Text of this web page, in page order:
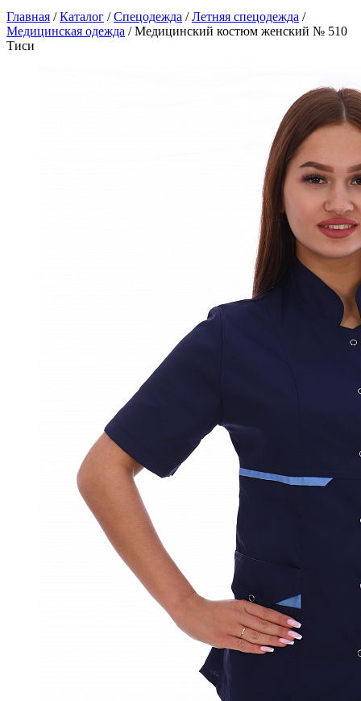
Главная / Каталог / Спецодежда / Летняя спецодежда /
Медицинская одежда / Медицинский костюм женский № 510
Тиси